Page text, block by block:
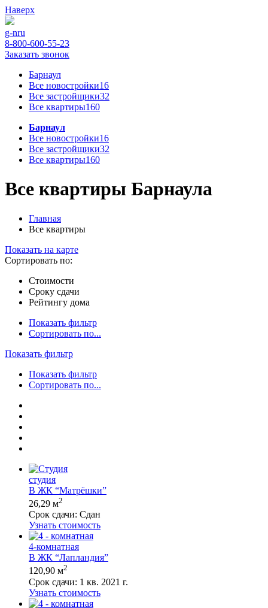
Наверх
g-nru
8-800-600-55-23
Заказать звонок
Барнаул
Все новостройки16
Все застройщики32
Все квартиры160
Барнаул
Все новостройки16
Все застройщики32
Все квартиры160
Все квартиры Барнаула
Главная
Все квартиры
Показать на карте
Сортировать по:
Стоимости
Сроку сдачи
Рейтингу дома
Показать фильтр
Сортировать по...
Показать фильтр
Показать фильтр
Сортировать по...
студия
В ЖК “Матрёшки”
26,29 м2
Срок сдачи: Сдан
Узнать стоимость
4-комнатная
В ЖК “Лапландия”
120,90 м2
Срок сдачи: 1 кв. 2021 г.
Узнать стоимость